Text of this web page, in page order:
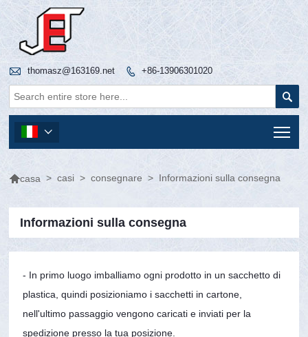
 thomasz@163169.net  +86-13906301020


casa > casi > consegnare > Informazioni sulla consegna
Informazioni sulla consegna
- In primo luogo imballiamo ogni prodotto in un sacchetto di
plastica, quindi posizioniamo i sacchetti in cartone,
nell'ultimo passaggio vengono caricati e inviati per la
spedizione presso la tua posizione.